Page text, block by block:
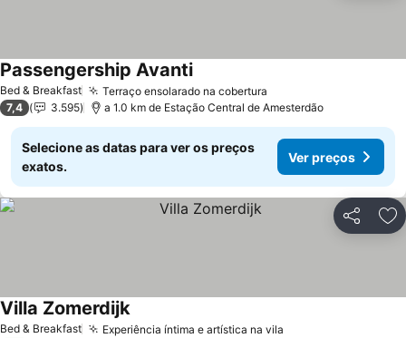
Bed & Breakfast Terraço ensolarado na cobertura
Passengership AvantiVer preços
7,4 3.595 a 1.0 km de Estação Central de Amesterdão
Selecione as datas para ver os preços
exatos.
Ver preços
Partilhar
Bed & Breakfast Experiência íntima e artística na vila
Villa ZomerdijkVer preços